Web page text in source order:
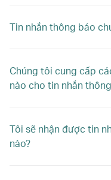
Tin nhắn thông báo
Chúng tôi cung cấp
nào cho tin nhắn
Tôi sẽ nhận được tin
nào?